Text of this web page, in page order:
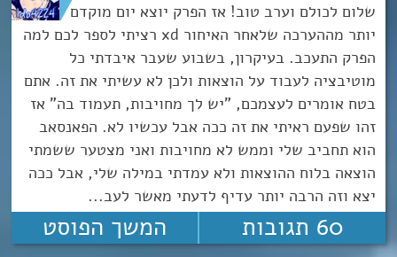
שלום לכולם וערב טוב! אז הפרק יוצא יום מוקדם
יותר מההערכה שלאחר האיחור xd רציתי לספר לכם למה
הפרק התעכב. בעיקרון, בשבוע שעבר איבדתי כל
מוטיבציה לעבוד על הוצאות ולכן לא עשיתי את זה. אתם
בטח אומרים לעצמכם, "יש לך מחויבות, תעמוד בה" אז
זהו שפעם ראיתי את זה ככה אבל עכשיו לא. הפאנסאב
הוא תחביב שלי וממש לא מחויבות ואני מצטער ששמתי
הוצאה בלוח ההוצאות ולא עמדתי במילה שלי, אבל ככה
יצא וזה הרבה יותר עדיף לדעתי מאשר לעב...
60 תגובות המשך הפוסט